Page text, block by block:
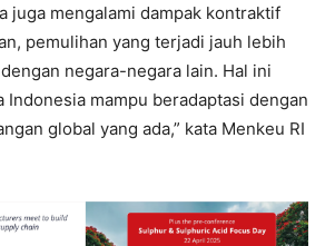
juga mengalami dampak kontraktif
pemulihan yang terjadi jauh lebih
negara-negara lain. Hal ini
Indonesia mampu beradaptasi dengan
global yang ada,” kata Menkeu RI